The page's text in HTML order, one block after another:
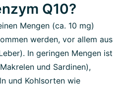
Q10?
Mengen (ca. 10 mg)
werden, vor allem aus
In geringen Mengen ist
und Sardinen),
und Kohlsorten wie